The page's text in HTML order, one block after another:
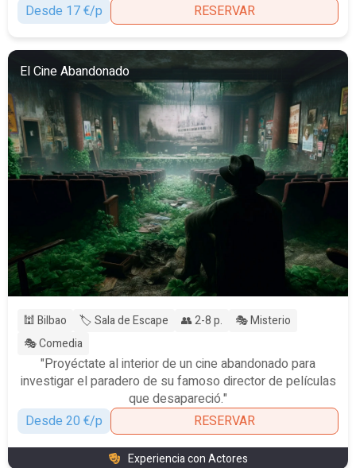
Desde 17 €/p
RESERVAR
El Cine Abandonado
🕍 Bilbao 🏷️ Sala de Escape 👥 2-8 p.
🎭 Misterio
🎭 Comedia
"Proyéctate al interior de un cine abandonado para
investigar el paradero de su famoso director de películas
que desapareció."
Desde 20 €/p
RESERVAR
Experiencia con Actores